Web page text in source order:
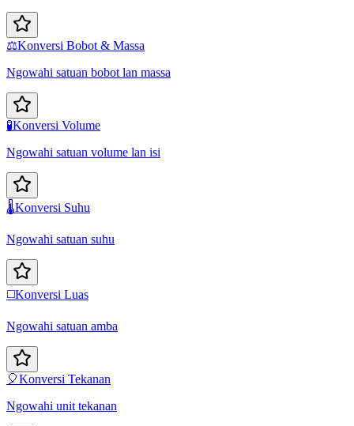
⚖️Konversi Bobot & Massa
Ngowahi satuan bobot lan massa
🧪Konversi Volume
Ngowahi satuan volume lan isi
🌡️Konversi Suhu
Ngowahi satuan suhu
◻️Konversi Luas
Ngowahi satuan amba
🎈Konversi Tekanan
Ngowahi unit tekanan